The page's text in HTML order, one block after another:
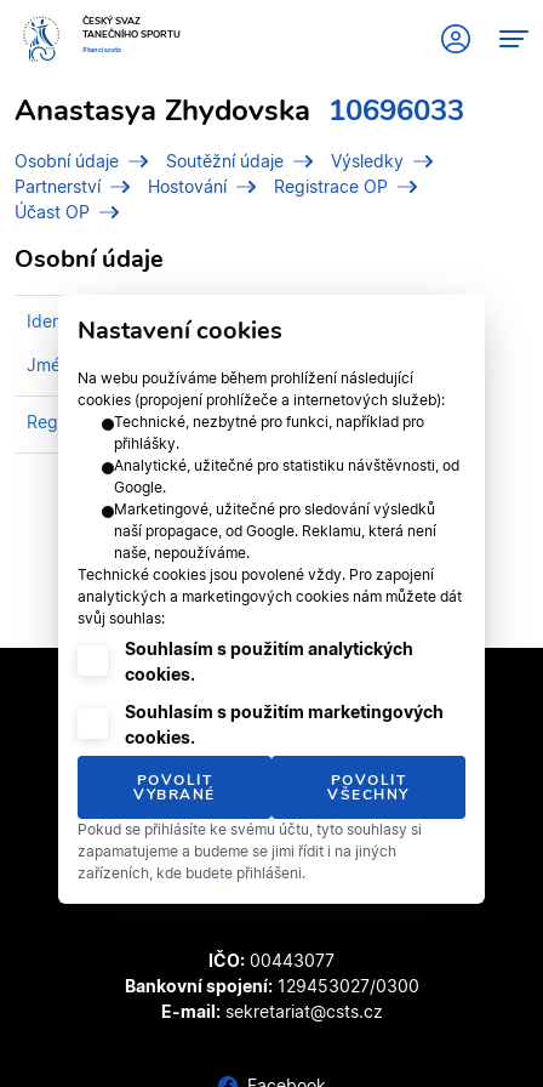
ČESKÝ SVAZ
TANEČNÍHO SPORTU
#tanciscsts
Anastasya Zhydovska 10696033
Osobní údaje Soutěžní údaje
Výsledky
Partnerství
Hostování
Registrace OP
Účast OP
Osobní údaje
Identifikační číslo (IDT)
Jméno
Registrován v klubu MZ Dance Team
Český svaz tanečního sportu
Zátopkova 100/2
169 00 Praha 6 - Břevnov
IČO: 00443077
Bankovní spojení:129453027/0300
E-mail:sekretariat@csts.cz
Nastavení cookies
Na webu používáme během prohlížení následující
cookies (propojení prohlížeče a internetových služeb):
Technické, nezbytné pro funkci, například pro
přihlášky.
Analytické, užitečné pro statistiku návštěvnosti, od
Google.
Marketingové, užitečné pro sledování výsledků
naší propagace, od Google. Reklamu, která není
naše, nepoužíváme.
Technické cookies jsou povolené vždy. Pro zapojení
analytických a marketingových cookies nám můžete dát
svůj souhlas:
Souhlasím s použitím analytických
cookies.
Souhlasím s použitím marketingových
cookies.
POVOLIT
VYBRANÉ
POVOLIT
VŠECHNY
Pokud se přihlásíte ke svému účtu, tyto souhlasy si
zapamatujeme a budeme se jimi řídit i na jiných
zařízeních, kde budete přihlášeni.